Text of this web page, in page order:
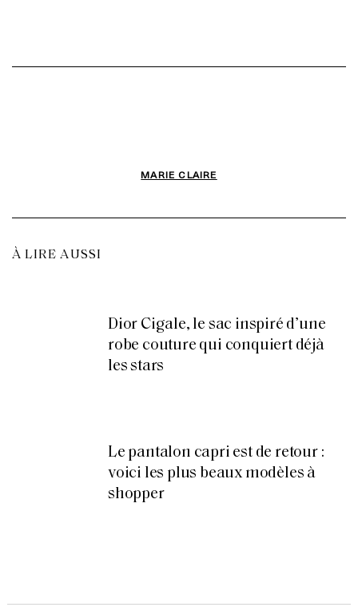
MARIE CLAIRE
À LIRE AUSSI
Dior Cigale, le sac inspiré d’une
robe couture qui conquiert déjà
les stars
Le pantalon capri est de retour :
voici les plus beaux modèles à
shopper